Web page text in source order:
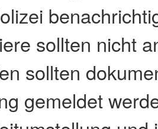
sollten nicht
sollten
gemeldet